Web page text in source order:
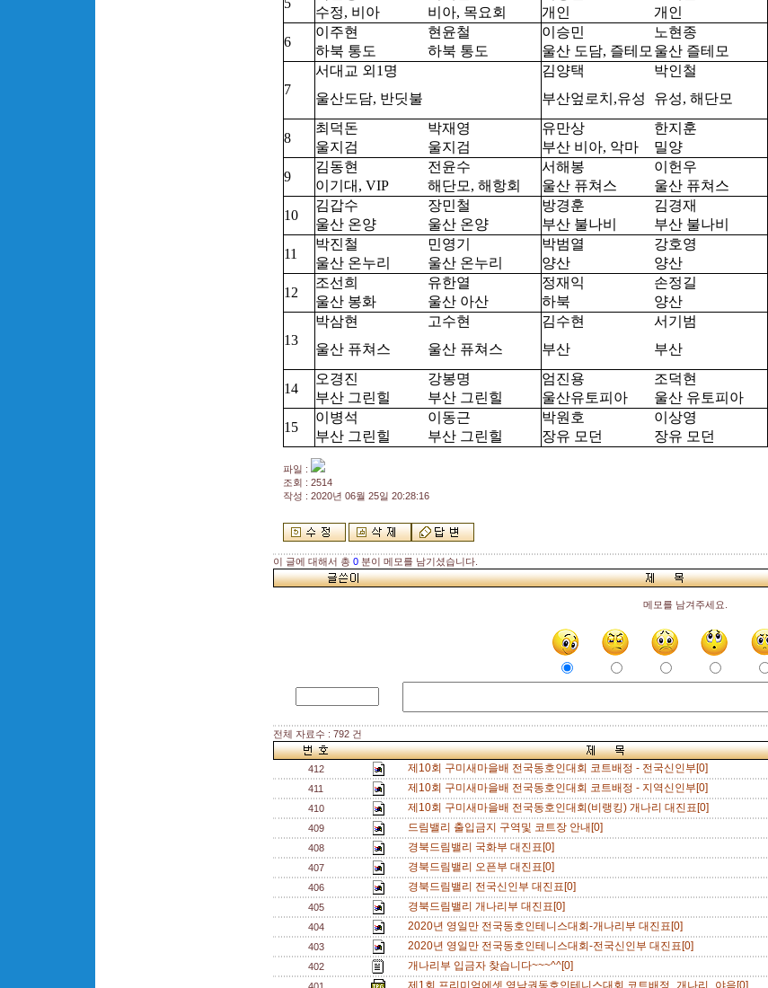
5
수정, 비아 비아, 목요회 개인 개인
6
이주현 현윤철 이승민 노현종
하북 통도 하북 통도 울산 도담, 즐테모 울산 즐테모
7
서대교 외1명 김양택 박인철
울산도담, 반딧불 부산엎로치,유성 유성, 해단모
8
최덕돈 박재영 유만상 한지훈
울지검 울지검 부산 비아, 악마 밀양
9
김동현 전윤수 서해봉 이헌우
이기대, VIP 해단모, 해항회 울산 퓨쳐스 울산 퓨쳐스
10
김갑수 장민철 방경훈 김경재
울산 온양 울산 온양 부산 불나비 부산 불나비
11
박진철 민영기 박범열 강호영
울산 온누리 울산 온누리 양산 양산
12
조선희 유한열 정재익 손정길
울산 봉화 울산 아산 하북 양산
13
박삼현 고수현 김수현 서기범
울산 퓨쳐스 울산 퓨쳐스 부산 부산
14
오경진 강봉명 엄진용 조덕현
부산 그린힐 부산 그린힐 울산유토피아 울산 유토피아
15
이병석 이동근 박원호 이상영
부산 그린힐 부산 그린힐 장유 모던 장유 모던
파일 :
조회 : 2514
작성 : 2020년 06월 25일 20:28:16
이 글에 대해서 총 0분이 메모를 남기셨습니다.
메모를 남겨주세요.
전체 자료수 : 792 건
412 제10회 구미새마을배 전국동호인대회 코트배정 - 전국신인부[0]
411
제10회 구미새마을배 전국동호인대회 코트배정 - 지역신인부[0]
410
제10회 구미새마을배 전국동호인대회(비랭킹) 개나리 대진표[0]
409
드림밸리 출입금지 구역및 코트장 안내[0]
408
경북드림밸리 국화부 대진표[0]
407
경북드림밸리 오픈부 대진표[0]
406
경북드림밸리 전국신인부 대진표[0]
405
경북드림밸리 개나리부 대진표[0]
404
2020년 영일만 전국동호인테니스대회-개나리부 대진표[0]
403
2020년 영일만 전국동호인테니스대회-전국신인부 대진표[0]
402
개나리부 입금자 찾습니다~~~^^[0]
제1회 프리미엄에셋 영남권동호인테니스대회 코트배정_개나리_야음[0]